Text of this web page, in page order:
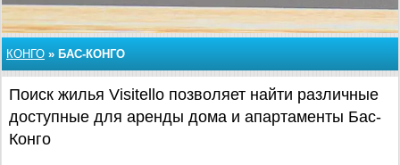
КОНГО » БАС-КОНГО
Поиск жилья Visitello позволяет найти различные
доступные для аренды дома и апартаменты Бас-
Конго